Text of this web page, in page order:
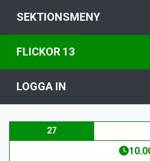
SEKTIONSMENY
FLICKOR 13
LOGGA IN
27